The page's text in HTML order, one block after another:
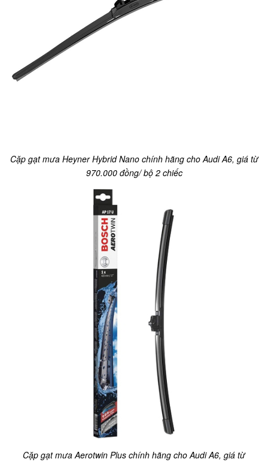
Cặp gạt mưa Heyner Hybrid Nano chính hãng cho Audi A6, giá từ
970.000 đồng/ bộ 2 chiếc
Cặp gạt mưa Aerotwin Plus chính hãng cho Audi A6, giá từ